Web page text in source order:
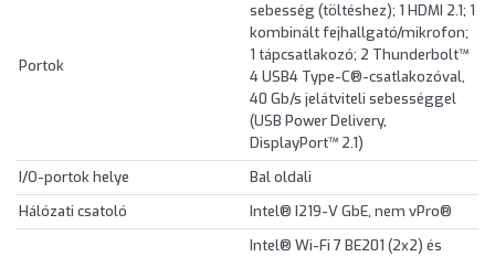
Portok
sebesség (töltéshez); 1 HDMI 2.1; 1
kombinált fejhallgató/mikrofon;
1 tápcsatlakozó; 2 Thunderbolt™
4 USB4 Type-C®-csatlakozóval,
40 Gb/s jelátviteli sebességgel
(USB Power Delivery,
DisplayPort™ 2.1)
I/O-portok helye
Bal oldali
Hálózati csatoló
Intel® I219-V GbE, nem vPro®
Intel® Wi-Fi 7 BE201 (2x2) és